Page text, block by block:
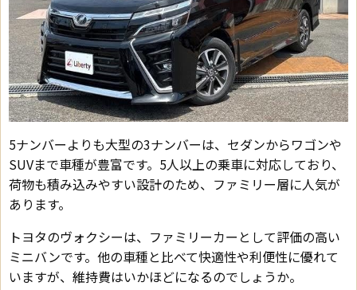
5ナンバーよりも大型の3ナンバーは、セダンからワゴンや
SUVまで車種が豊富です。5人以上の乗車に対応しており、
荷物も積み込みやすい設計のため、ファミリー層に人気が
あります。
トヨタのヴォクシーは、ファミリーカーとして評価の高い
ミニバンです。他の車種と比べて快適性や利便性に優れて
いますが、維持費はいかほどになるのでしょうか。